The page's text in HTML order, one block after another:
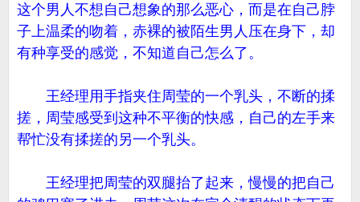
这个男人不想自己想象的那么恶心，而是在自己脖
子上温柔的吻着，赤裸的被陌生男人压在身下，却
有种享受的感觉，不知道自己怎么了。
王经理用手指夹住周莹的一个乳头，不断的揉
搓，周莹感受到这种不平衡的快感，自己的左手来
帮忙没有揉搓的另一个乳头。
王经理把周莹的双腿抬了起来，慢慢的把自己